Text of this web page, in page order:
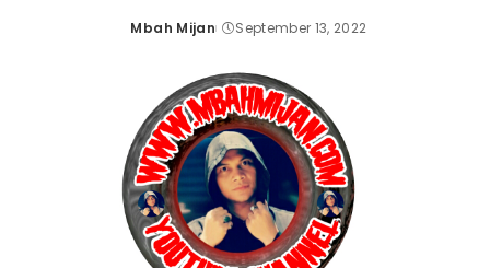
Posted
Mbah Mijan September 13, 2022